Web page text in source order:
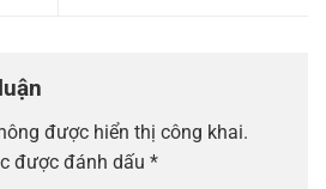
được hiển thị công khai.
được đánh dấu *